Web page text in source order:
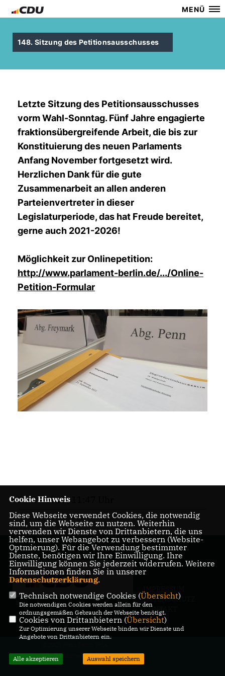
MENÜ
148. Sitzung des Petitionsausschusses
Letzte Sitzung des Petitionsausschusses
vorm Wahl-Sonntag. Fünf Jahre engagierte
fraktionsübergreifende Arbeit, die bis zur
Konstituierung des neuen Parlaments
Anfang November fortgesetzt wird.
Herzlichen Dank für die gute
Zusammenarbeit an allen anderen
Parteienvertreter in dieser
Legislaturperiode, das hat Freude bereitet,
gerne auch 2021-2026!
Möglichkeit zur Onlinepetition:
http://www.parlament-berlin.de/.../Online-
Petition-Formular
21.09.2021, 11:47 Uhr
DATENSCHUTZ
KONTAKT
Alle Rechte vorbehalten.
Cookie Hinweis
Diese Webseite verwendet Cookies, die notwendig
sind, um die Webseite zu nutzen. Weiterhin
verwenden wir Dienste von Drittanbietern, die uns
helfen, unser Webangebot zu verbessern (Website-
Optmierung). Für die Verwendung bestimmter
Dienste, benötigen wir Ihre Einwilligung. Ihre
Einwilligung können Sie jederzeit widerrufen. Weitere
Informationen finden Sie in unserer
Datenschutzerklärung.
Technisch notwendige Cookies (Übersicht)
Die notwendigen Cookies werden allein für den
ordnungsgemäßen Gebrauch der Webseite benötigt.
Cookies von Drittanbietern (Übersicht)
Zur Optimierung unserer Webseite binden wir Dienste und
Angebote von Drittanbietern ein.
Alle akzeptieren Auswahl speichern